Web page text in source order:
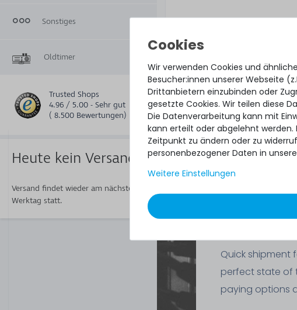
Sonstiges
Oldtimer
Trusted Shops
4.96 / 5.00 - Sehr gut
( 8.500 Bewertungen)
Heute kein Versand
Versand findet wieder am nächsten
Werktag statt.
Zugehörige
Teilenummer(n):
Part No.:
Zustand:
Lieferumfang:
Quick shipment
perfect state of
paying options
Wir verwenden Cookies und
Besucher:innen unserer Webseite
Drittanbietern einzubinden oder
gesetzte Cookies. Wir teilen diese
Die Datenverarbeitung kann mit
kann erteilt oder abgelehnt werden.
Zeitpunkt zu ändern oder zu
personenbezogener Daten in
Weitere Einstellungen